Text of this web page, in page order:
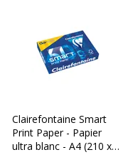
Clairefontaine Smart
Print Paper - Papier
ultra blanc - A4 (210 x